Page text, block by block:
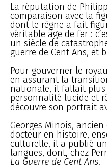
La réputation de
comparaison avec la
dont le règne a fait
véritable âge de fer :
un siècle de
guerre de Cent Ans, et
Pour gouverner le
en assurant la
nationale, il fallait plus
personnalité lucide et
découvre son portrait
Georges Minois,
docteur en histoire,
culturelle, il a publié
langues, dont, chez
La Guerre de Cent Ans.